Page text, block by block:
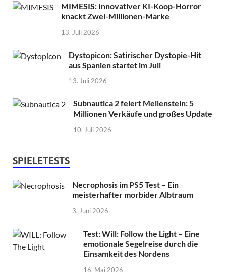
MIMESIS: Innovativer KI-Koop-Horror
knackt Zwei-Millionen-Marke
13. Juli 2026
Dystopicon: Satirischer Dystopie-Hit
aus Spanien startet im Juli
13. Juli 2026
Subnautica 2 feiert Meilenstein: 5
Millionen Verkäufe und großes Update
10. Juli 2026
SPIELETESTS
Necrophosis im PS5 Test – Ein
meisterhafter morbider Albtraum
3. Juni 2026
Test: Will: Follow the Light – Eine
emotionale Segelreise durch die
Einsamkeit des Nordens
16. Mai 2026